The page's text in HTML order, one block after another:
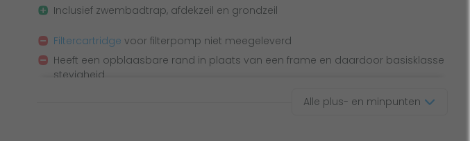
Inclusief zwembadtrap, afdekzeil en grondzeil
Filtercartridge voor filterpomp niet meegeleverd
Heeft een opblaasbare rand in plaats van een frame en daardoor basisklasse
stevigheid
Alle plus- en minpunten